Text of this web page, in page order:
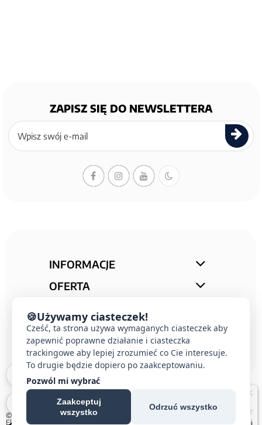
ZAPISZ SIĘ DO NEWSLETTERA
Zapisz
się
newslettera
INFORMACJE
OFERTA
KONTAKT
© 2026 E-DOMUS |Kontakt Simon
Electric|Wideodomofon EURA| All rights reserved
🍪Używamy ciasteczek!
Cześć, ta strona używa wymaganych ciasteczek aby
zapewnić poprawne działanie i ciasteczka
trackingowe aby lepiej zrozumieć co Cie interesuje.
To drugie będzie dopiero po zaakceptowaniu.
Pozwól mi wybrać
Zaakceptuj
wszystko
Odrzuć wszystko